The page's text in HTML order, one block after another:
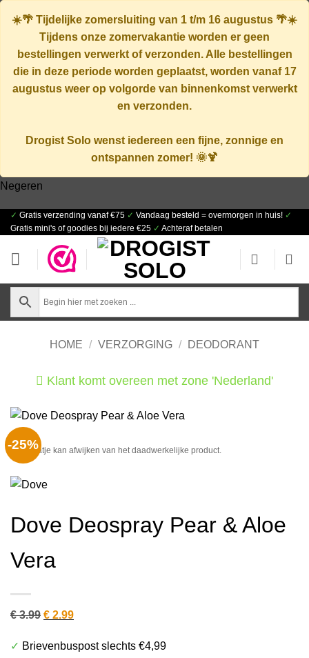
☀️🌴 Tijdelijke zomersluiting van 1 t/m 16 augustus 🌴☀️
Tijdens onze zomervakantie worden er geen
bestellingen verwerkt of verzonden. Alle bestellingen
die in deze periode worden geplaatst, worden vanaf 17
augustusweer op volgorde van binnenkomst verwerkt
en verzonden.
Drogist Solo wenst iedereen een fijne, zonnige en
ontspannen zomer! 🌞🍹
Negeren
Ga
naar
inhoud
✓ Gratis verzending vanaf €75 ✓ Vandaag besteld = overmorgen in huis! ✓
Gratis mini's of goodies bij iedere €25 ✓ Achteraf betalen
HOME / VERZORGING / DEODORANT
Klant komt overeen met zone 'Nederland'
-25%
Het plaatje kan afwijken van het daadwerkelijke product.
Dove Deospray Pear & Aloe
Vera
€3.99 Oorspronkelijke
was:
€ 2.99Huidige
is:
✓ Brievenbuspost slechts €4,99